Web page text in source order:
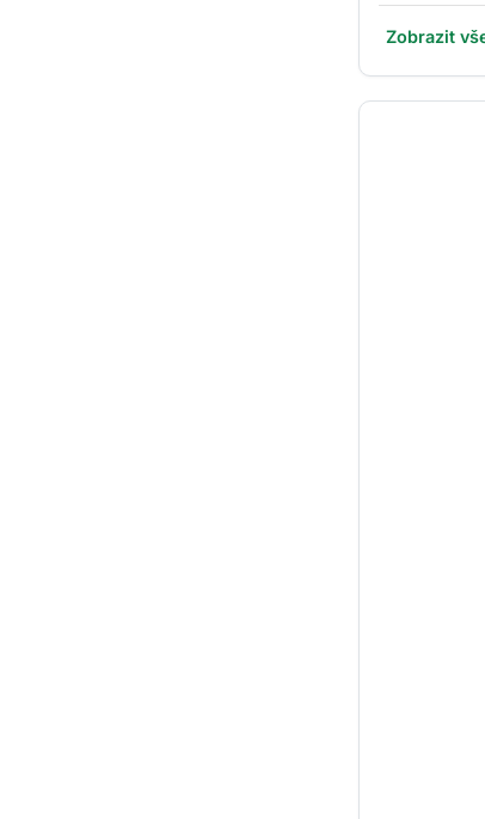
Zobrazit